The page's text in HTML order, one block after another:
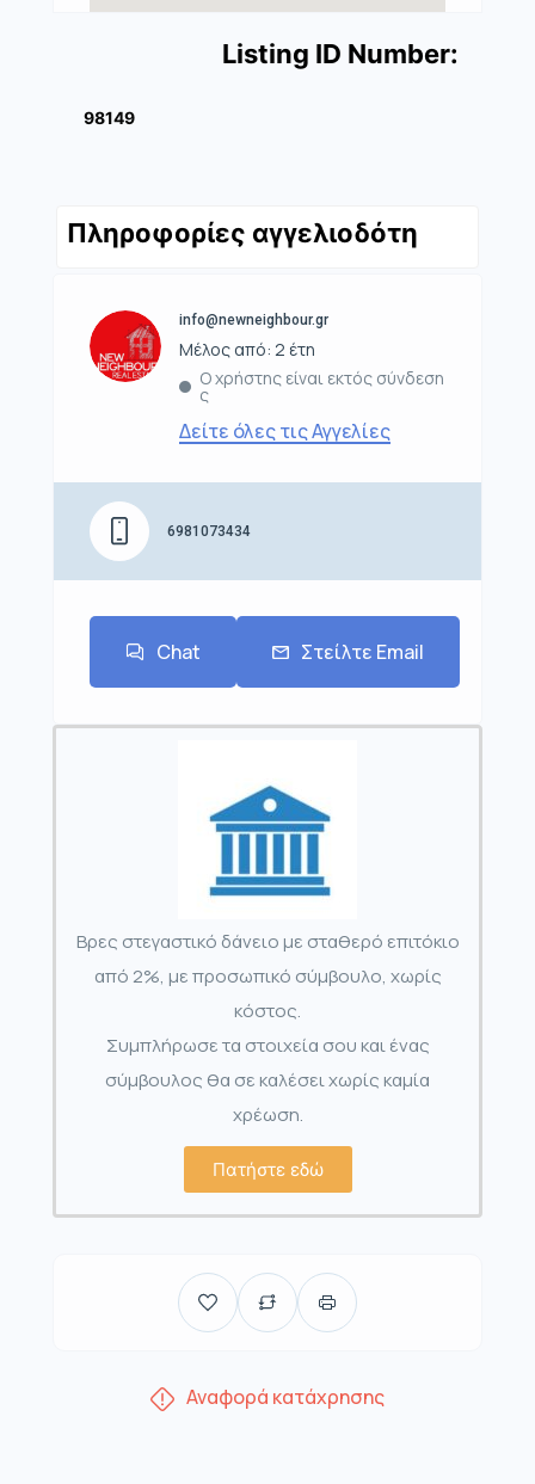
Listing ID Number:
98149
Πληροφορίες αγγελιοδότη
info@newneighbour.gr
Μέλος από: 2 έτη
Ο χρήστης είναι εκτός σύνδεση
ς
Δείτε όλες τις Αγγελίες
6981073434
Chat Στείλτε Email
Βρες στεγαστικό δάνειο με σταθερό επιτόκιο
από 2%, με προσωπικό σύμβουλο, χωρίς
κόστος.
Συμπλήρωσε τα στοιχεία σου και ένας
σύμβουλος θα σε καλέσει χωρίς καμία
χρέωση.
Πατήστε εδώ
Αναφορά κατάχρησης